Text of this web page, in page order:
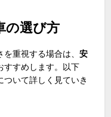
の選び方
を重視する場合は、安
すすめします。以下
いて詳しく見ていき